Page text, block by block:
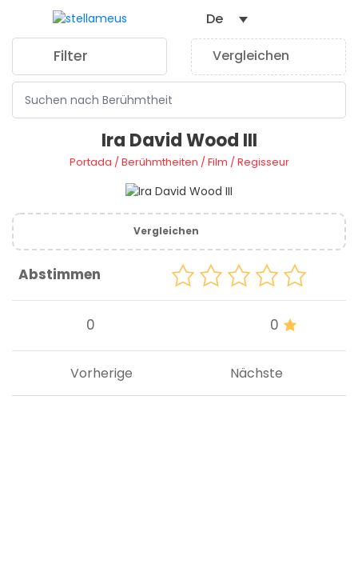
Filter Vergleichen
De
Ira David Wood III
Portada /Berühmtheiten /Film /Regisseur
Vergleichen
Abstimmen
0 0
Nächste
Vorherige